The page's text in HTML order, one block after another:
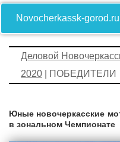
Novocherkassk-gorod.ru
Деловой
2020 | ПОБЕДИТЕЛИ
Юные новочеркасские
в зональном Чемпионате